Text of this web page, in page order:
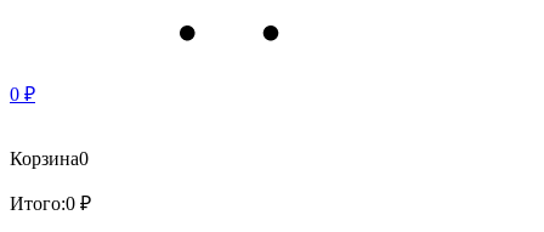
0 ₽
Корзина0
Итого:0 ₽